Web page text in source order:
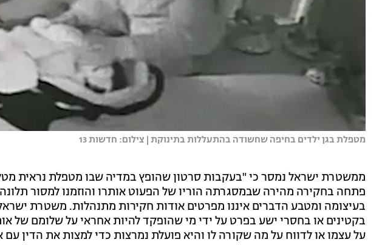
מטפלת בגן ילדים בחיפה שחשודה בהתעללות בתינוקת | צילום: חדשות 13
ממשטרת ישראל נמסר כי "בעקבות סרטון שהופץ במדיה שבו מטפלת נראית
פתחה בחקירה מהירה שבמסגרתה הוריו של הפעוט אותרו והוזמנו למסור
בעיצומה ומטבע הדברים איננו מפרטים אודות חקירות מתנהלות. משטרת
בקטינים או בחסרי ישע בפרט על ידי מי שהופקד להיות אחראי על שלומם של
על עצמו או לדווח על מה שקורה לו והיא פועלת נמרצות כדי למצות את הדין